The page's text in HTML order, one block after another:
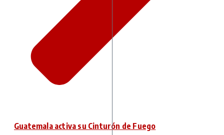
Guatemala activa su Cinturón de Fuego